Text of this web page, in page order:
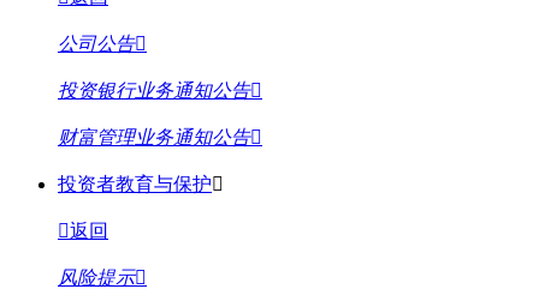
公司公告
投资银行业务通知公告
财富管理业务通知公告
投资者教育与保护
返回
风险提示